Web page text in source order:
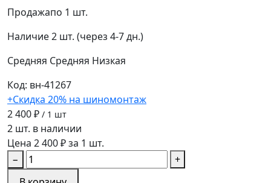
Продажапо 1 шт.
Наличие2 шт. (через 4-7 дн.)
Средняя Средняя Низкая
Код: вн-41267
+Скидка 20% на шиномонтаж
2 400 ₽ / 1 шт
2 шт. в наличии
Цена 2 400 ₽ за 1 шт.
−
+